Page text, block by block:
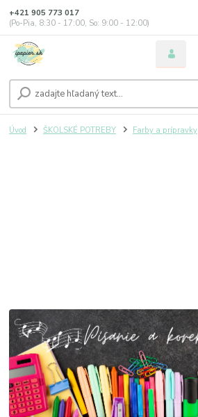
+421 905 773 017
(Po-Pia, 8:30 - 17:00, So: 9:00 - 12:00)
Úvod ŠKOLSKÉ POTREBY Farby a prípravky